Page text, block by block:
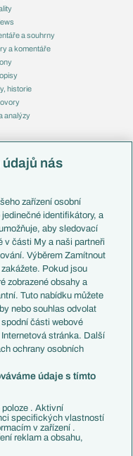
a souhrny
a komentáře
historie
analýzy
soutěž
nás
zařízení osobní
identifikátory, a
aby sledovací
v části My a naši partneři
Výběrem Zamítnout
Pokud jsou
zobrazené obsahy a
Tuto nabídku můžete
nebo souhlas odvolat
části webové
stránka. Další
ochrany osobních
údaje s tímto
poloze . Aktivní
specifických vlastností
v zařízení .
reklam a obsahu,